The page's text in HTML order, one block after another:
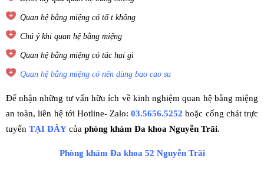
Quan hệ bằng miệng có tố t không
Chú ý khi quan hệ bằng miệng
Quan hệ bằng miệng có tác hại gì
Quan hệ bằng miệng có nên dùng bao cao su
Để nhận những tư vấn hữu ích về kinh nghiệm quan hệ bằng miệng
an toàn, liên hệ tới Hotline- Zalo:03.5656.5252 hoặc cổng chát trực
tuyến TẠI ĐÂY của phòng khám Đa khoa Nguyễn Trãi.
Phòng khám Đa khoa 52 Nguyễn Trãi